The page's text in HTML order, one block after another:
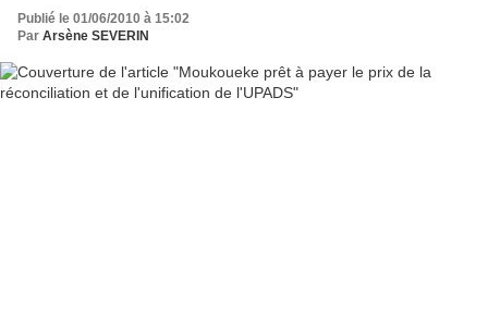
Publié le 01/06/2010 à 15:02
Par Arsène SEVERIN